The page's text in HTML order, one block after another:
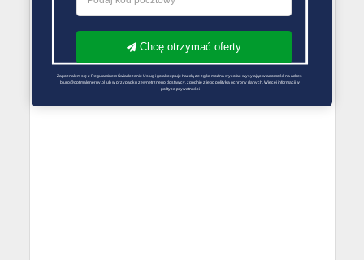
Chcę otrzymać oferty
Zapoznałem się z Regulaminem Świadczenie Usług i go akceptuję Każdą ze zgód można wycofać wysyłając wiadomość na adres
biuro@optimalenergy.pl lub w przypadku zewnętrznego dostawcy, zgodnie z jego polityką ochrony danych. Więcej informacji w
polityce prywatności